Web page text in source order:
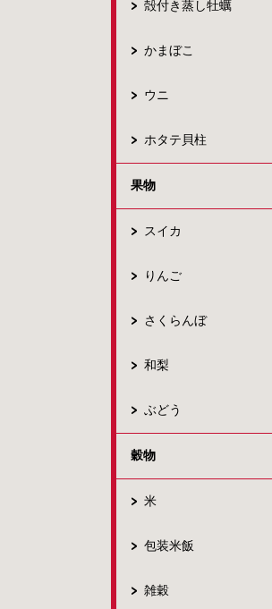
殻付き蒸し牡蠣
かまぼこ
ウニ
ホタテ貝柱
果物
スイカ
りんご
さくらんぼ
和梨
ぶどう
穀物
米
包装米飯
雑穀